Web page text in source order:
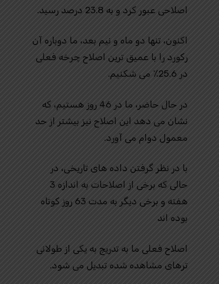
اصلاحی عبور کرد و به 23.8 درصد رسید.
اکنون، تنها دو ماه و نیم بعد، ما دوباره آن
رکورد را با عمیق ترین اصلاح چرخه فعلی
در 25.6٪ ​​می شکنیم.
در حال حاضر، ما در 46 روز هستیم، که
نشان می دهد این اصلاح نیز بیشتر از حد
معمول دوام می آورد.
با در نظر گرفتن داده های تاریخی، در
حالی که برخی از اصلاحات به اندازه 3
هفته و برخی دیگر به مدت 63 روز کوتاه
بوده اند
اصلاح فعلی ما به تدریج به یکی از طولانی
ترهای مشاهده شده تبدیل می شود.